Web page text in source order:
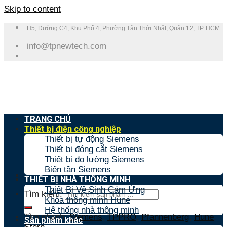
Skip to content
H5, Đường C4, Khu Phố 4, Phường Tân Thới Nhất, Quận 12, TP. HCM
info@tpnewtech.com
Tìm kiếm:
Tìm nhanh:Siemens,TPPRO,Pfannenberg,Hune,
TRANG CHỦ
Thiết bị điện công nghiệp
Thiết bị tự động Siemens
Thiết bị đóng cắt Siemens
Thiết bị đo lường Siemens
Biến tần Siemens
THIẾT BỊ NHÀ THÔNG MINH
Thiết Bị Vệ Sinh Cảm Ứng
Khóa thông minh Hune
Hệ thống nhà thông minh
Sản phẩm khác